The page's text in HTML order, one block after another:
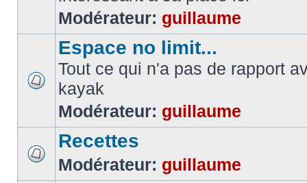
Modérateur: guillaume
Espace no limit...
Tout ce qui n'a pas de rapport
kayak
Modérateur: guillaume
Recettes
Modérateur: guillaume